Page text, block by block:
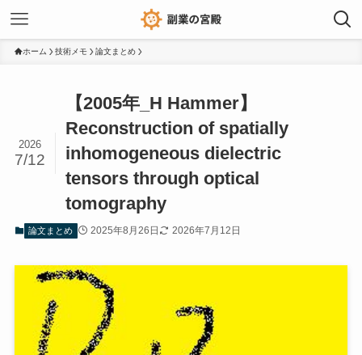
ホーム 技術メモ 論文まとめ
【2005年_H Hammer】
Reconstruction of spatially
inhomogeneous dielectric
tensors through optical
tomography
2026
7/12
論文まとめ 2025年8月26日 2026年7月12日